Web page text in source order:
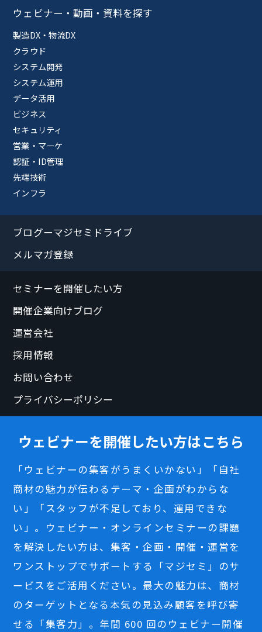
ウェビナー・動画・資料を探す
製造DX・物流DX
クラウド
システム開発
システム運用
データ活用
ビジネス
セキュリティ
営業・マーケ
認証・ID管理
先端技術
インフラ
ブログーマジセミドライブ
メルマガ登録
セミナーを開催したい方
開催企業向けブログ
運営会社
採用情報
お問い合わせ
プライバシーポリシー
ウェビナーを開催したい方はこちら
「ウェビナーの集客がうまくいかない」「自社
商材の魅力が伝わるテーマ・企画がわからな
い」「スタッフが不足しており、運用できな
い」。ウェビナー・オンラインセミナーの課題
を解決したい方は、集客・企画・開催・運営を
ワンストップでサポートする「マジセミ」のサ
ービスをご活用ください。最大の魅力は、商材
のターゲットとなる本気の見込み顧客を呼び寄
せる「集客力」。年間 600 回のウェビナー開催